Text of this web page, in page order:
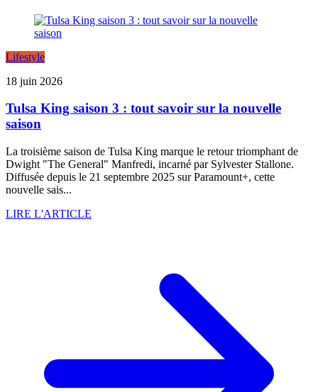
Lifestyle
18 juin 2026
Tulsa King saison 3 : tout savoir sur la nouvelle
saison
La troisième saison de Tulsa King marque le retour triomphant de
Dwight "The General" Manfredi, incarné par Sylvester Stallone.
Diffusée depuis le 21 septembre 2025 sur Paramount+, cette
nouvelle sais...
LIRE L'ARTICLE